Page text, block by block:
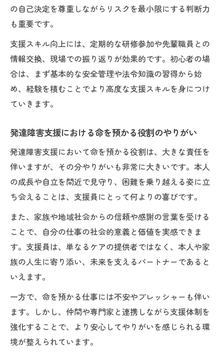
の自己決定を尊重しながらリスクを最小限にする判断力
も重要です。
支援スキル向上には、定期的な研修参加や先輩職員との
情報交換、現場での振り返りが効果的です。初心者の場
合は、まず基本的な安全管理や法令知識の習得から始
め、経験を積むことでより高度な支援スキルを身につけ
ていきます。
発達障害支援における命を預かる役割のやりがい
発達障害支援において命を預かる役割は、大きな責任を
伴いますが、その分やりがいも非常に大きいです。本人
の成長や自立を間近で見守り、困難を乗り越える姿に立
ち会えることは、支援員にとって何よりの喜びです。
また、家族や地域社会からの信頼や感謝の言葉を受ける
ことで、自分の仕事の社会的意義と価値を実感できま
す。支援員は、単なるケアの提供者ではなく、本人や家
族の人生に寄り添い、未来を支えるパートナーであると
いえます。
一方で、命を預かる仕事には不安やプレッシャーも伴い
ます。しかし、仲間や専門家と連携しながら支援体制を
強化することで、より安心してやりがいを感じられる環
境が整えられています。